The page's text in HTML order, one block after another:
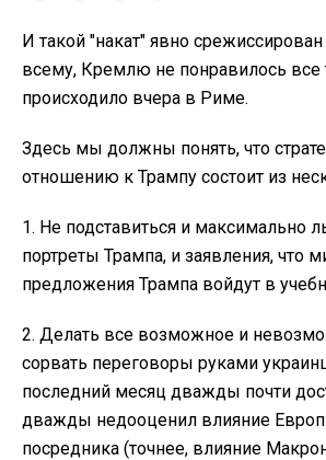
И такой "накат" явно
всему, Кремлю не понравилось все
происходило вчера в Риме.
Здесь мы должны понять, что
отношению к Трампу состоит из
1. Не подставиться и максимально
портреты Трампа, и заявления, что
предложения Трампа войдут в
2. Делать все возможное и
сорвать переговоры руками
последний месяц дважды почти
дважды недооценил влияние
посредника (точнее, влияние